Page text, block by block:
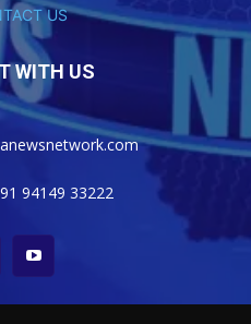
US
WITH US
94149 33222